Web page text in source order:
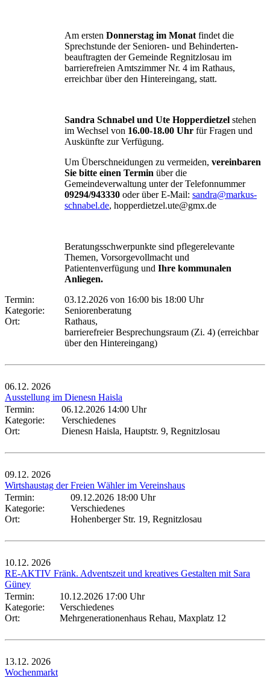
Am ersten Donnerstag im Monat findet die
Sprechstunde der Senioren- und Behinderten-
beauftragten der Gemeinde Regnitzlosau im
barrierefreien Amtszimmer Nr. 4 im Rathaus,
erreichbar über den Hintereingang, statt.
Sandra Schnabel und Ute Hopperdietzel stehen
im Wechsel von 16.00-18.00 Uhr für Fragen und
Auskünfte zur Verfügung.
Um Überschneidungen zu vermeiden, vereinbaren
Sie bitte einen Termin über die
Gemeindeverwaltung unter der Telefonnummer
09294/943330 oder über E-Mail: sandra@markus-
schnabel.de, hopperdietzel.ute@gmx.de
Beratungsschwerpunkte sind pflegerelevante
Themen, Vorsorgevollmacht und
Patientenverfügung und Ihre kommunalen
Anliegen.
Termin:
03.12.2026 von 16:00 bis 18:00 Uhr
Kategorie:
Seniorenberatung
Ort:
Rathaus,
barrierefreier Besprechungsraum (Zi. 4) (erreichbar
über den Hintereingang)
06.12. 2026
Ausstellung im Dienesn Haisla
Termin:
06.12.2026 14:00 Uhr
Kategorie:
Verschiedenes
Ort:
Dienesn Haisla, Hauptstr. 9, Regnitzlosau
09.12. 2026
Wirtshaustag der Freien Wähler im Vereinshaus
Termin:
09.12.2026 18:00 Uhr
Kategorie:
Verschiedenes
Ort:
Hohenberger Str. 19, Regnitzlosau
10.12. 2026
RE-AKTIV Fränk. Adventszeit und kreatives Gestalten mit Sara
Güney
Termin:
10.12.2026 17:00 Uhr
Kategorie:
Verschiedenes
Ort:
Mehrgenerationenhaus Rehau, Maxplatz 12
13.12. 2026
Wochenmarkt